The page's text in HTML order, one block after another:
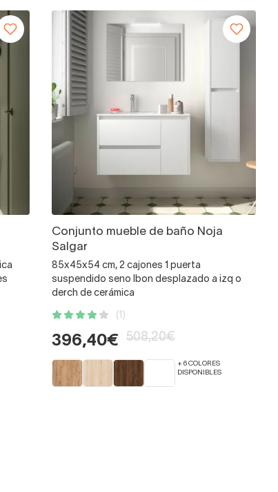
Conjunto mueble de baño Noja
Salgar
85x45x54 cm, 2 cajones 1 puerta
suspendido seno Ibon desplazado a izq o
derch de cerámica
(1)
396,40€ 508,20€
+ 6 COLORES
DISPONIBLES